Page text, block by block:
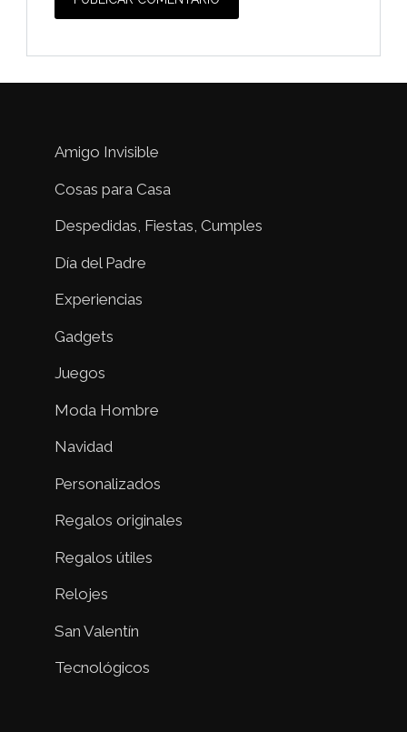
Amigo Invisible
Cosas para Casa
Despedidas, Fiestas, Cumples
Día del Padre
Experiencias
Gadgets
Juegos
Moda Hombre
Navidad
Personalizados
Regalos originales
Regalos útiles
Relojes
San Valentín
Tecnológicos